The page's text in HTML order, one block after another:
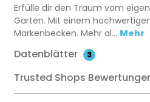
Erfülle dir den Traum vom
Garten. Mit einem
Markenbecken. Mehr al… Mehr
Datenblätter 3
Trusted Shops